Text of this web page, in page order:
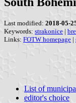
Last modified: 2018-05-
Keywords: strakonice |
Links: FOTW homepage |
List of
editor's choice